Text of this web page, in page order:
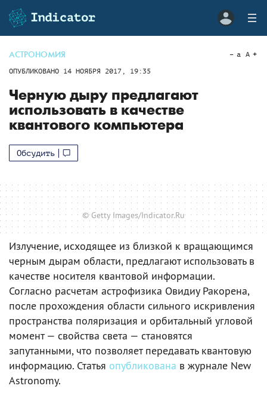
АСТРОНОМИЯ
ОПУБЛИКОВАНО 14 НОЯБРЯ 2017, 19:35
a A
Черную дыру предлагают
использовать в качестве
квантового компьютера
Обсудить
© Getty Images/Indicator.Ru
Излучение, исходящее из близкой к вращающимся
черным дырам области, предлагают использовать в
качестве носителя квантовой информации.
Согласно расчетам астрофизика Овидиу Ракорена,
после прохождения области сильного искривления
пространства поляризация и орбитальный угловой
момент — свойства света — становятся
запутанными, что позволяет передавать квантовую
информацию. Статья опубликована в журнале New
Astronomy.